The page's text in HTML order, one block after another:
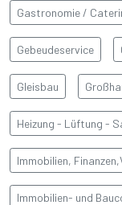
Gastronomie /
Gebeudeservice
Gleisbau
Heizung - Lüftung -
Immobilien,
Immobilien- und